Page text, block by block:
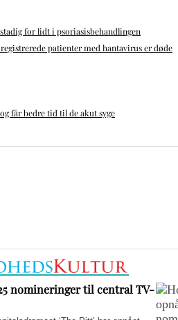
for lidt i psoriasisbehandlingen
patienter med hantavirus er døde
får bedre tid til de akut syge
nomineringer til central TV-